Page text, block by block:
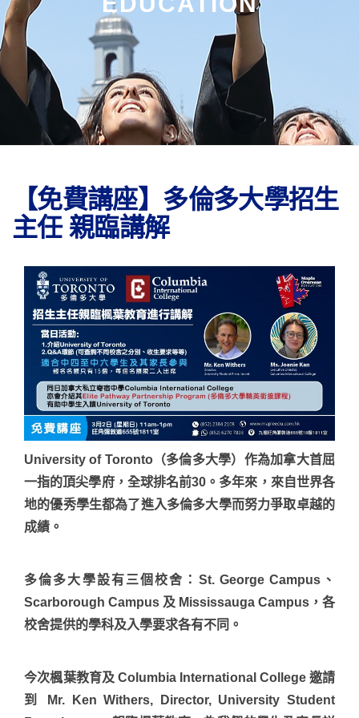
【免費講座】多倫多大學招生
主任 親臨講解
University of Toronto（多倫多大學）作為加拿大首屈
一指的頂尖學府，全球排名前30。多年來，來自世界各
地的優秀學生都為了進入多倫多大學而努力爭取卓越的
成績。
多倫多大學設有三個校舍：St. George Campus、
Scarborough Campus 及 Mississauga Campus，各
校舍提供的學科及入學要求各有不同。
今次楓葉教育及 Columbia International College 邀請
到 Mr. Ken Withers, Director, University Student